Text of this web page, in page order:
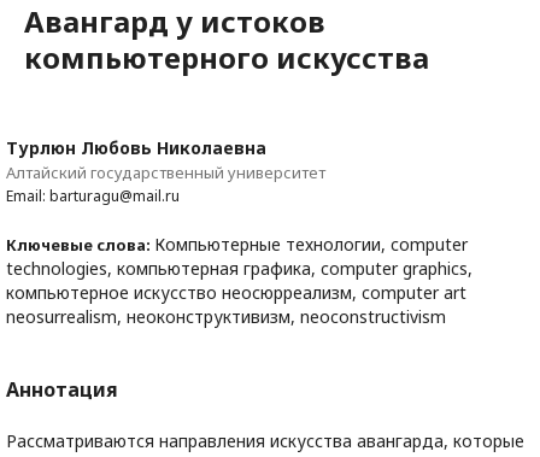
Авангард у истоков
компьютерного искусства
Турлюн Любовь Николаевна
Алтайский государственный университет
Email: barturagu@mail.ru
Ключевые слова: Компьютерные технологии, computer
technologies, компьютерная графика, computer graphics,
компьютерное искусство неосюрреализм, computer art
neosurrealism, неоконструктивизм, neoconstructivism
Аннотация
Рассматриваются направления искусства авангарда, которые